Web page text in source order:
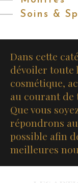
Soins &
Dans cette
dévoiler toute
cosmétique,
au courant de
Que vous
répondrons
possible afin
meilleures